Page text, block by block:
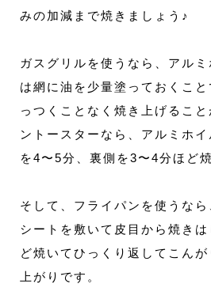
みの加減まで焼きましょう♪
ガスグリルを使うなら、アル
は網に油を少量塗っておくこと
っつくことなく焼き上げるこ
ントースターなら、アルミホ
を4〜5分、裏側を3〜4分ほど
そして、フライパンを使うな
シートを敷いて皮目から焼き
ど焼いてひっくり返してこん
上がりです。